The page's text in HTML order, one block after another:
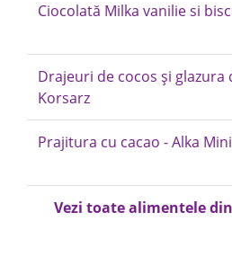
Ciocolată Milka vanilie si
Drajeuri de cocos și glazura
Korsarz
Prajitura cu cacao - Alka
Vezi toate alimentele